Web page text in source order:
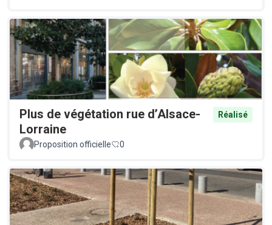
Plus de végétation rue d’Alsace-
Lorraine
Réalisé
Proposition officielle 0